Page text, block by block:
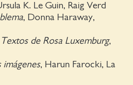
K. Le Guin, Raig Verd
, Donna Haraway,
de Rosa Luxemburg,
imágenes, Harun Farocki, La